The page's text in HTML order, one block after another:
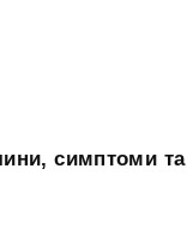
симптоми